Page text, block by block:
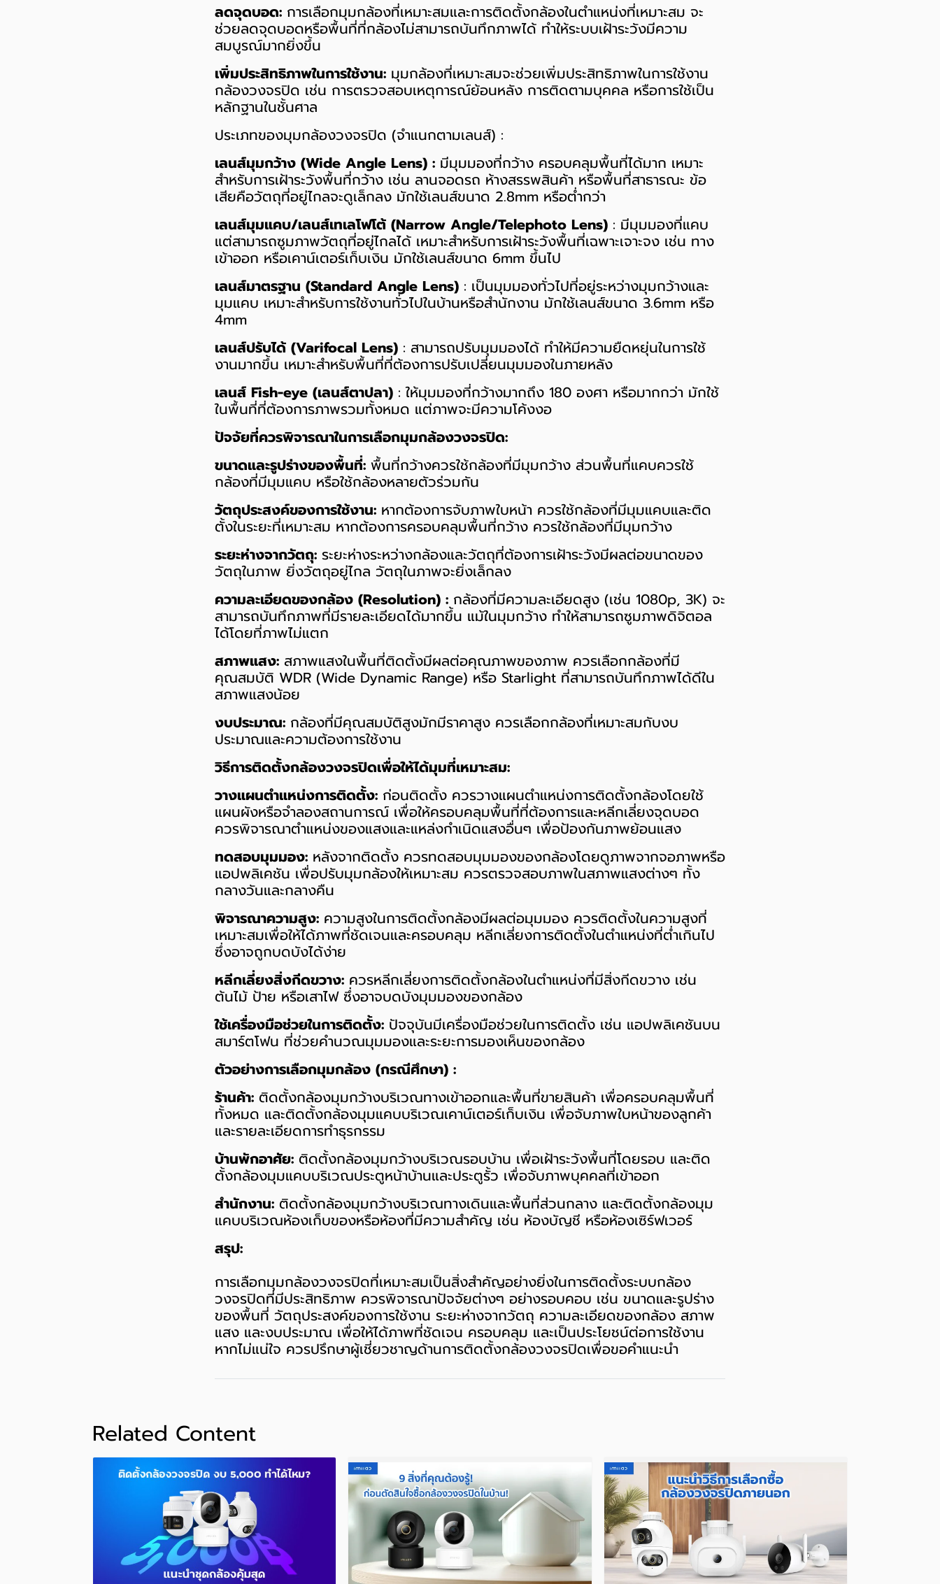
ลดจุดบอด: การเลือกมุมกล้องที่เหมาะสมและการติดตั้งกล้องในตำแหน่งที่เหมาะสม จะ
ช่วยลดจุดบอดหรือพื้นที่ที่กล้องไม่สามารถบันทึกภาพได้ ทำให้ระบบเฝ้าระวังมีความ
สมบูรณ์มากยิ่งขึ้น
เพิ่มประสิทธิภาพในการใช้งาน: มุมกล้องที่เหมาะสมจะช่วยเพิ่มประสิทธิภาพในการใช้งาน
กล้องวงจรปิด เช่น การตรวจสอบเหตุการณ์ย้อนหลัง การติดตามบุคคล หรือการใช้เป็น
หลักฐานในชั้นศาล
ประเภทของมุมกล้องวงจรปิด (จำแนกตามเลนส์) :
เลนส์มุมกว้าง (Wide Angle Lens) : มีมุมมองที่กว้าง ครอบคลุมพื้นที่ได้มาก เหมาะ
สำหรับการเฝ้าระวังพื้นที่กว้าง เช่น ลานจอดรถ ห้างสรรพสินค้า หรือพื้นที่สาธารณะ ข้อ
เสียคือวัตถุที่อยู่ไกลจะดูเล็กลง มักใช้เลนส์ขนาด 2.8mm หรือต่ำกว่า
เลนส์มุมแคบ/เลนส์เทเลโฟโต้ (Narrow Angle/Telephoto Lens) : มีมุมมองที่แคบ
แต่สามารถซูมภาพวัตถุที่อยู่ไกลได้ เหมาะสำหรับการเฝ้าระวังพื้นที่เฉพาะเจาะจง เช่น ทาง
เข้าออก หรือเคาน์เตอร์เก็บเงิน มักใช้เลนส์ขนาด 6mm ขึ้นไป
เลนส์มาตรฐาน (Standard Angle Lens) : เป็นมุมมองทั่วไปที่อยู่ระหว่างมุมกว้างและ
มุมแคบ เหมาะสำหรับการใช้งานทั่วไปในบ้านหรือสำนักงาน มักใช้เลนส์ขนาด 3.6mm หรือ
4mm
เลนส์ปรับได้ (Varifocal Lens) : สามารถปรับมุมมองได้ ทำให้มีความยืดหยุ่นในการใช้
งานมากขึ้น เหมาะสำหรับพื้นที่ที่ต้องการปรับเปลี่ยนมุมมองในภายหลัง
เลนส์ Fish-eye (เลนส์ตาปลา) : ให้มุมมองที่กว้างมากถึง 180 องศา หรือมากกว่า มักใช้
ในพื้นที่ที่ต้องการภาพรวมทั้งหมด แต่ภาพจะมีความโค้งงอ
ปัจจัยที่ควรพิจารณาในการเลือกมุมกล้องวงจรปิด:
ขนาดและรูปร่างของพื้นที่: พื้นที่กว้างควรใช้กล้องที่มีมุมกว้าง ส่วนพื้นที่แคบควรใช้
กล้องที่มีมุมแคบ หรือใช้กล้องหลายตัวร่วมกัน
วัตถุประสงค์ของการใช้งาน: หากต้องการจับภาพใบหน้า ควรใช้กล้องที่มีมุมแคบและติด
ตั้งในระยะที่เหมาะสม หากต้องการครอบคลุมพื้นที่กว้าง ควรใช้กล้องที่มีมุมกว้าง
ระยะห่างจากวัตถุ: ระยะห่างระหว่างกล้องและวัตถุที่ต้องการเฝ้าระวังมีผลต่อขนาดของ
วัตถุในภาพ ยิ่งวัตถุอยู่ไกล วัตถุในภาพจะยิ่งเล็กลง
ความละเอียดของกล้อง (Resolution) : กล้องที่มีความละเอียดสูง (เช่น 1080p, 3K) จะ
สามารถบันทึกภาพที่มีรายละเอียดได้มากขึ้น แม้ในมุมกว้าง ทำให้สามารถซูมภาพดิจิตอล
ได้โดยที่ภาพไม่แตก
สภาพแสง: สภาพแสงในพื้นที่ติดตั้งมีผลต่อคุณภาพของภาพ ควรเลือกกล้องที่มี
คุณสมบัติ WDR (Wide Dynamic Range) หรือ Starlight ที่สามารถบันทึกภาพได้ดีใน
สภาพแสงน้อย
งบประมาณ: กล้องที่มีคุณสมบัติสูงมักมีราคาสูง ควรเลือกกล้องที่เหมาะสมกับงบ
ประมาณและความต้องการใช้งาน
วิธีการติดตั้งกล้องวงจรปิดเพื่อให้ได้มุมที่เหมาะสม:
วางแผนตำแหน่งการติดตั้ง: ก่อนติดตั้ง ควรวางแผนตำแหน่งการติดตั้งกล้องโดยใช้
แผนผังหรือจำลองสถานการณ์ เพื่อให้ครอบคลุมพื้นที่ที่ต้องการและหลีกเลี่ยงจุดบอด
ควรพิจารณาตำแหน่งของแสงและแหล่งกำเนิดแสงอื่นๆ เพื่อป้องกันภาพย้อนแสง
ทดสอบมุมมอง: หลังจากติดตั้ง ควรทดสอบมุมมองของกล้องโดยดูภาพจากจอภาพหรือ
แอปพลิเคชัน เพื่อปรับมุมกล้องให้เหมาะสม ควรตรวจสอบภาพในสภาพแสงต่างๆ ทั้ง
กลางวันและกลางคืน
พิจารณาความสูง: ความสูงในการติดตั้งกล้องมีผลต่อมุมมอง ควรติดตั้งในความสูงที่
เหมาะสมเพื่อให้ได้ภาพที่ชัดเจนและครอบคลุม หลีกเลี่ยงการติดตั้งในตำแหน่งที่ต่ำเกินไป
ซึ่งอาจถูกบดบังได้ง่าย
หลีกเลี่ยงสิ่งกีดขวาง: ควรหลีกเลี่ยงการติดตั้งกล้องในตำแหน่งที่มีสิ่งกีดขวาง เช่น
ต้นไม้ ป้าย หรือเสาไฟ ซึ่งอาจบดบังมุมมองของกล้อง
ใช้เครื่องมือช่วยในการติดตั้ง: ปัจจุบันมีเครื่องมือช่วยในการติดตั้ง เช่น แอปพลิเคชันบน
สมาร์ตโฟน ที่ช่วยคำนวณมุมมองและระยะการมองเห็นของกล้อง
ตัวอย่างการเลือกมุมกล้อง (กรณีศึกษา) :
ร้านค้า: ติดตั้งกล้องมุมกว้างบริเวณทางเข้าออกและพื้นที่ขายสินค้า เพื่อครอบคลุมพื้นที่
ทั้งหมด และติดตั้งกล้องมุมแคบบริเวณเคาน์เตอร์เก็บเงิน เพื่อจับภาพใบหน้าของลูกค้า
และรายละเอียดการทำธุรกรรม
บ้านพักอาศัย: ติดตั้งกล้องมุมกว้างบริเวณรอบบ้าน เพื่อเฝ้าระวังพื้นที่โดยรอบ และติด
ตั้งกล้องมุมแคบบริเวณประตูหน้าบ้านและประตูรั้ว เพื่อจับภาพบุคคลที่เข้าออก
สำนักงาน: ติดตั้งกล้องมุมกว้างบริเวณทางเดินและพื้นที่ส่วนกลาง และติดตั้งกล้องมุม
แคบบริเวณห้องเก็บของหรือห้องที่มีความสำคัญ เช่น ห้องบัญชี หรือห้องเซิร์ฟเวอร์
สรุป:
การเลือกมุมกล้องวงจรปิดที่เหมาะสมเป็นสิ่งสำคัญอย่างยิ่งในการติดตั้งระบบกล้อง
วงจรปิดที่มีประสิทธิภาพ ควรพิจารณาปัจจัยต่างๆ อย่างรอบคอบ เช่น ขนาดและรูปร่าง
ของพื้นที่ วัตถุประสงค์ของการใช้งาน ระยะห่างจากวัตถุ ความละเอียดของกล้อง สภาพ
แสง และงบประมาณ เพื่อให้ได้ภาพที่ชัดเจน ครอบคลุม และเป็นประโยชน์ต่อการใช้งาน
หากไม่แน่ใจ ควรปรึกษาผู้เชี่ยวชาญด้านการติดตั้งกล้องวงจรปิดเพื่อขอคำแนะนำ
Related Content